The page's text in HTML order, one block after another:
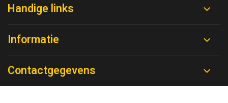
Handige links
Informatie
Contactgegevens